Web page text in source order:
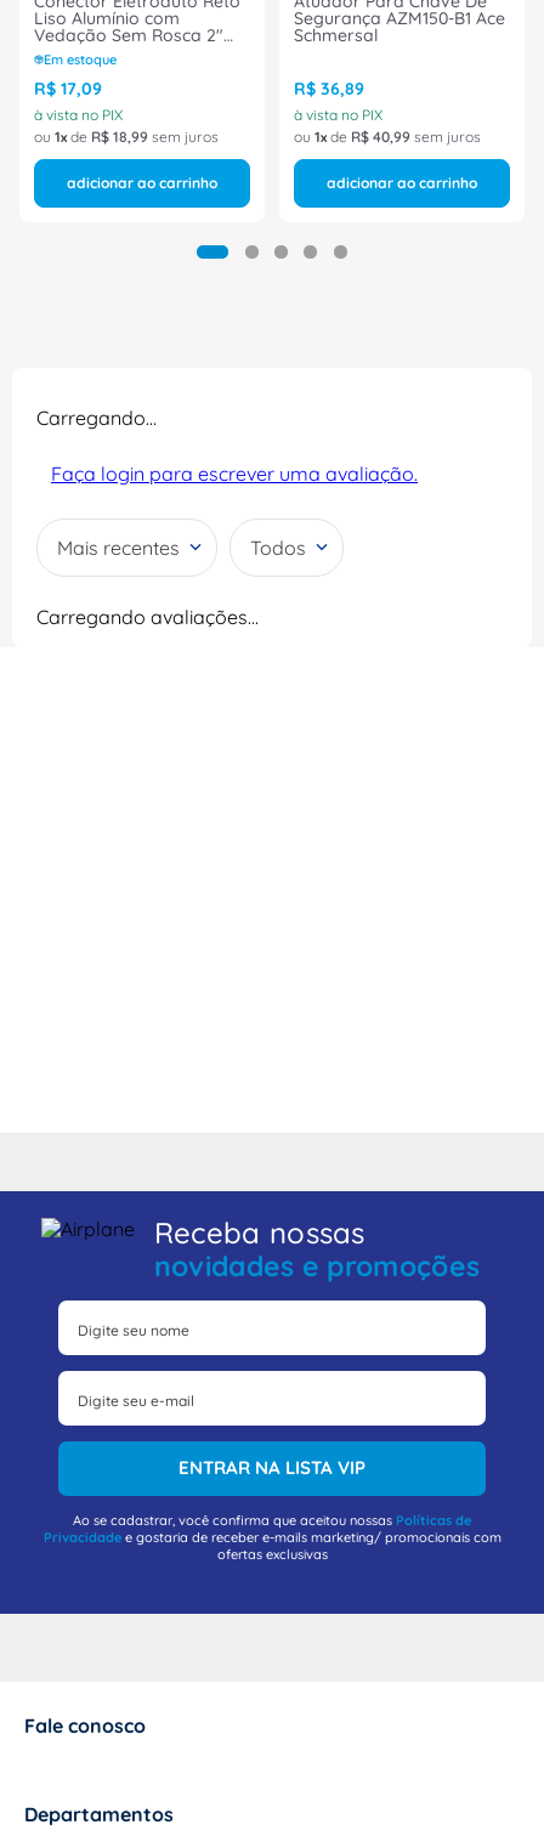
Liso Alumínio com
Vedação Sem Rosca 2"
Cinza URV URV200C-PB
Daisa
Em estoque
R$ 17,09
à vista no PIX
ou 1 de R$ 18,99 sem juros
adicionar ao carrinho
Segurança AZM150-B1 Ace
Schmersal
R$ 36,89
à vista no PIX
ou 1 de R$ 40,99 sem juros
adicionar ao carrinho
Carregando…
Faça login para escrever uma avaliação.
Mais recentes Todos
Carregando avaliações…
Receba nossas
novidades e promoções
ENTRAR NA LISTA VIP
Ao se cadastrar, você confirma que aceitou nossas Políticas de
Privacidadee gostaria de receber e-mails marketing/ promocionais com
ofertas exclusivas
Fale conosco
Departamentos